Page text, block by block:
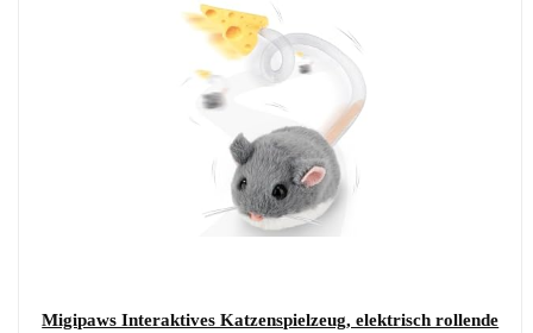
Migipaws Interaktives Katzenspielzeug, elektrisch rollende